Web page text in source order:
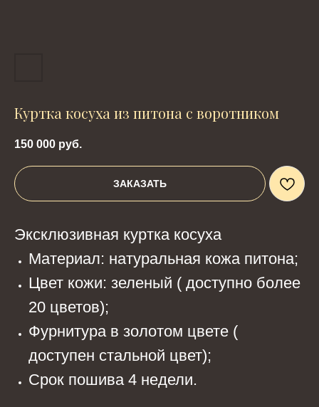
Куртка косуха из питона c воротником
150 000 руб.
ЗАКАЗАТЬ
Эксклюзивная куртка косуха
Материал: натуральная кожа питона;
Цвет кожи: зеленый ( доступно более
20 цветов);
Фурнитура в золотом цвете (
доступен стальной цвет);
Срок пошива 4 недели.